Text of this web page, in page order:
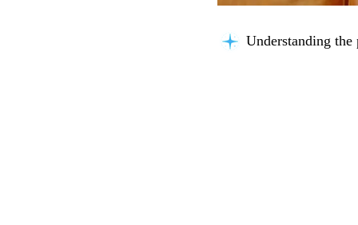
Understanding the